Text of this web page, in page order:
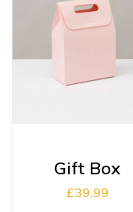
Gift Box
£39.99